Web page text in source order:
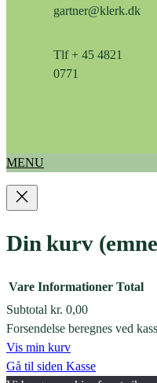
gartner@klerk.dk
Tlf + 45 4821
0771
MENU
Din kurv
Varer
i
Vare Informationer Total
Subtotal kr. 0,00
Forsendelse beregnes ved
Vis min kurv
Gå til siden Kasse